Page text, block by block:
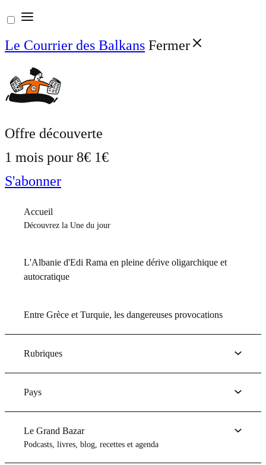
Aller
au
contenu
Le Courrier des Balkans Fermer
Offre découverte
1 mois pour 8€ 1€
S'abonner
Accueil
Découvrez la Une du jour
L'Albanie d'Edi Rama en pleine dérive oligarchique et
autocratique
Entre Grèce et Turquie, les dangereuses provocations
Rubriques
Pays
Le Grand Bazar
Podcasts, livres, blog, recettes et agenda